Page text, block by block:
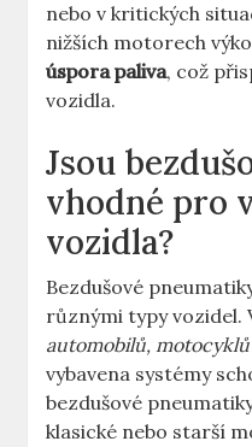
nebo v kritických
nižších motorech
úspora ⁤paliva,⁤ což
vozidla.
Jsou
vhodné pro
vozidla?
Bezdušové
různými typy vozidel.
automobilů,
vybavena‌ systémy
bezdušové‌
klasické nebo starší